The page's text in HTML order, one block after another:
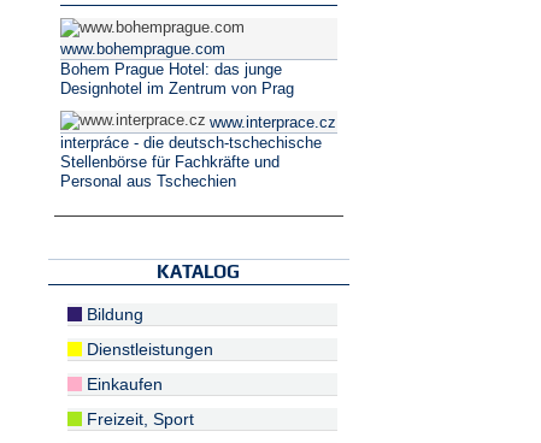
www.bohemprague.com
Bohem Prague Hotel: das junge
Designhotel im Zentrum von Prag
www.interprace.cz
interpráce - die deutsch-tschechische
Stellenbörse für Fachkräfte und
Personal aus Tschechien
KATALOG
Bildung
Dienstleistungen
Einkaufen
Freizeit, Sport